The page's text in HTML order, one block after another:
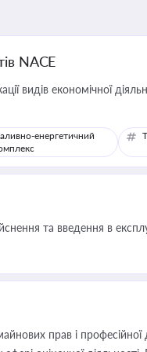
NACE
видів економічної
енергетичний
та введення в
прав і професійної